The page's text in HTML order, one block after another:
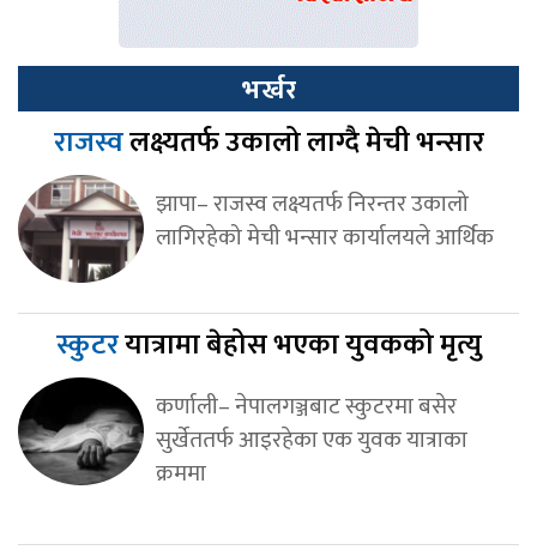
भर्खर
राजस्वलक्ष्यतर्फ उकालो लाग्दै मेची भन्सार
झापा– राजस्व लक्ष्यतर्फ निरन्तर उकालो
लागिरहेको मेची भन्सार कार्यालयले आर्थिक
स्कुटरयात्रामा बेहोस भएका युवकको मृत्यु
कर्णाली– नेपालगञ्जबाट स्कुटरमा बसेर
सुर्खेततर्फ आइरहेका एक युवक यात्राका
क्रममा